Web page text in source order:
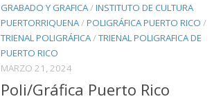
GRABADO Y GRAFICA/INSTITUTO DE CULTURA
PUERTORRIQUENA/POLIGRÁFICA PUERTO RICO /
TRIENAL POLIGRÁFICA/TRIENAL POLIGRAFICA DE
PUERTO RICO
MARZO 21, 2024
Poli/Gráfica Puerto Rico